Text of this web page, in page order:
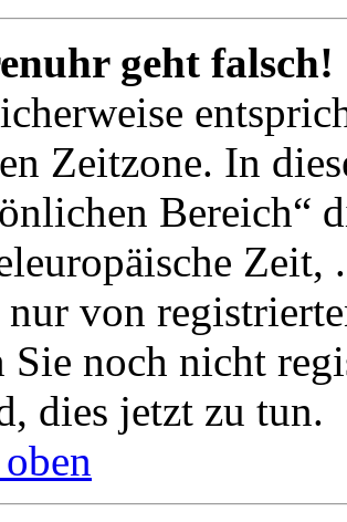
geht falsch!
Zeitzone. In
Bereich“
Zeit,
nur von
Sie noch nicht
dies jetzt zu tun.